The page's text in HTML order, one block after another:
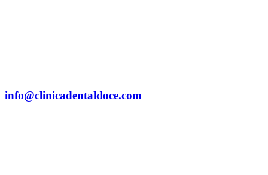
info@clinicadentaldoce.com